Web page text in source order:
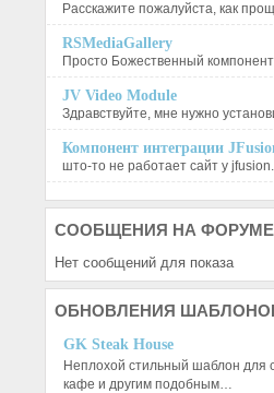
Расскажите пожалуйста, как
RSMediaGallery
Просто Божественный
JV Video Module
Здравствуйте, мне нужно
Компонент интеграции
што-то не работает сайт у
СООБЩЕНИЯ НА ФОРУМЕ
Нет сообщений для показа
ОБНОВЛЕНИЯ
GK Steak House
Неплохой стильный шаблон для
кафе и другим подобным…